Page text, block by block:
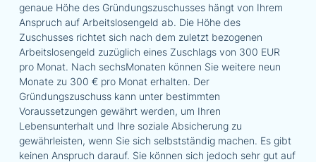
genaue Höhe des Gründungszuschusses hängt von Ihrem
Anspruch auf Arbeitslosengeld ab. Die Höhe des
Zuschusses richtet sich nach dem zuletzt bezogenen
Arbeitslosengeld zuzüglich eines Zuschlags von 300 EUR
pro Monat. Nach sechsMonaten können Sie weitere neun
Monate zu 300 € pro Monat erhalten. Der
Gründungszuschuss kann unter bestimmten
Voraussetzungen gewährt werden, um Ihren
Lebensunterhalt und Ihre soziale Absicherung zu
gewährleisten, wenn Sie sich selbstständig machen. Es gibt
keinen Anspruch darauf. Sie können sich jedoch sehr gut auf